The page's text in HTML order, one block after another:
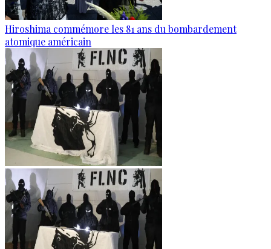
Hiroshima commémore les 81 ans du bombardement
atomique américain